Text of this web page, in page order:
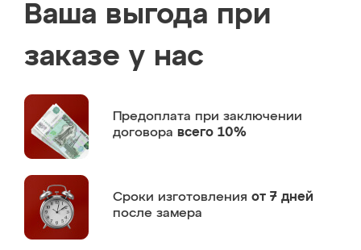
Ваша выгода при
заказе у нас
Предоплата при заключении
договора всего 10%
Сроки изготовления от 7 дней
после замера